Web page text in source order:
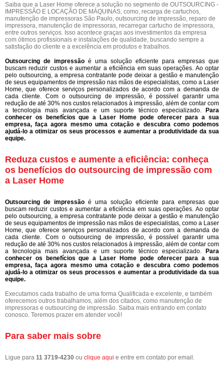
Saiba que a Laser Home oferece a solução no segmento de OUTSOURCING -
IMPRESSÃO E LOCAÇÃO DE MÁQUINAS, como, recarga de cartuchos,
manutenção de impressoras São Paulo, outsourcing de impressão, reparo de
impressora, manutenção de impressoras, recarregar cartucho de impressora,
entre outros serviços. Isso acontece graças aos investimentos da empresa
com ótimos profissionais e instalações de qualidade, buscando sempre a
satisfação do cliente e a excelência em produtos e trabalhos.
Outsourcing de impressão é uma solução eficiente para empresas que
buscam reduzir custos e aumentar a eficiência em suas operações. Ao optar
pelo outsourcing, a empresa contratante pode deixar a gestão e manutenção
de seus equipamentos de impressão nas mãos de especialistas, como a Laser
Home, que oferece serviços personalizados de acordo com a demanda de
cada cliente. Com o outsourcing de impressão, é possível garantir uma
redução de até 30% nos custos relacionados à impressão, além de contar com
a tecnologia mais avançada e um suporte técnico especializado. Para
conhecer os benefícios que a Laser Home pode oferecer para a sua
empresa, faça agora mesmo uma cotação e descubra como podemos
ajudá-lo a otimizar os seus processos e aumentar a produtividade da sua
equipe.
Reduza custos e aumente a eficiência: conheça
os benefícios do outsourcing de impressão com
a Laser Home
Outsourcing de impressão é uma solução eficiente para empresas que
buscam reduzir custos e aumentar a eficiência em suas operações. Ao optar
pelo outsourcing, a empresa contratante pode deixar a gestão e manutenção
de seus equipamentos de impressão nas mãos de especialistas, como a Laser
Home, que oferece serviços personalizados de acordo com a demanda de
cada cliente. Com o outsourcing de impressão, é possível garantir uma
redução de até 30% nos custos relacionados à impressão, além de contar com
a tecnologia mais avançada e um suporte técnico especializado. Para
conhecer os benefícios que a Laser Home pode oferecer para a sua
empresa, faça agora mesmo uma cotação e descubra como podemos
ajudá-lo a otimizar os seus processos e aumentar a produtividade da sua
equipe.
Executamos cada trabalho de uma forma Qualificada e excelente, e também
oferecemos outros trabalhamos, além dos citados, como manutenção de
impressoras e outsourcing de impressão. Saiba mais entrando em contato
conosco. Teremos prazer em atender você!
Para saber mais sobre
Ligue para 11 3719-4230 ou clique aqui e entre em contato por email.